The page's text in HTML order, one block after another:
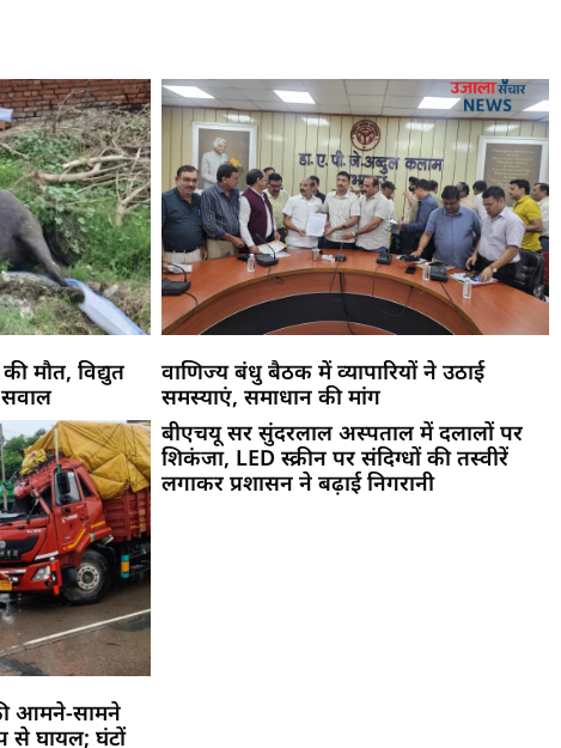
मौत, विद्युत
सवाल
वाणिज्य बंधु बैठक में व्यापारियों ने उठाई
समस्याएं, समाधान की मांग
आमने-सामने
से घायल; घंटों
बीएचयू सर सुंदरलाल अस्पताल में दलालों पर
शिकंजा, LED स्क्रीन पर संदिग्धों की तस्वीरें
लगाकर प्रशासन ने बढ़ाई निगरानी